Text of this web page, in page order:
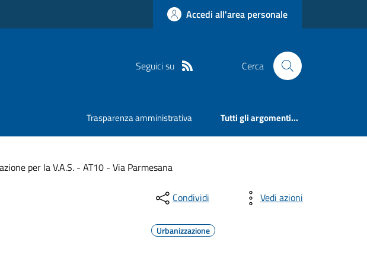
Accedi all'area personale
Seguici su Cerca
Trasparenza amministrativa Tutti gli argomenti...
per la V.A.S. - AT10 - Via Parmesana
Condividi Vedi azioni
Urbanizzazione